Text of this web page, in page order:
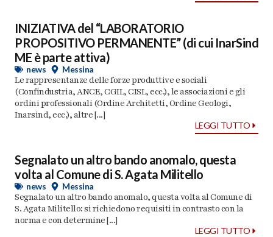
INIZIATIVA del “LABORATORIO
PROPOSITIVO PERMANENTE” (di cui InarSind
ME è parte attiva)
news Messina
Le rappresentanze delle forze produttive e sociali
(Confindustria, ANCE, CGIL, CISL, ecc.), le associazioni e gli
ordini professionali (Ordine Architetti, Ordine Geologi,
Inarsind, ecc.), altre [...]
LEGGI TUTTO
Segnalato un altro bando anomalo, questa
volta al Comune di S. Agata Militello
news Messina
Segnalato un altro bando anomalo, questa volta al Comune di
S. Agata Militello: si richiedono requisiti in contrasto con la
norma e con determine [...]
LEGGI TUTTO